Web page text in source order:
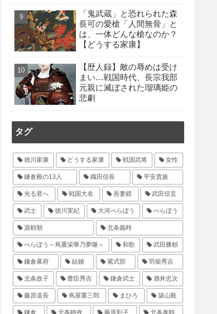
「鬼武蔵」と恐れられた森
長可の愛槍「人間無骨」と
は、一体どんな槍なのか？
【どうする家康】
【歴人録】敵の辱めは受け
まい…戦国時代、長宗我部
元親に滅ぼされた瑠璃姫の
悲劇
タグ
徳川家康 どうする家康 戦国武将 女性
鎌倉殿の13人 織田信長 平安貴族
光る君へ 戦国大名 吾妻鏡 武田信玄
武士 徳川実紀 大河べらぼう べらぼう
源頼朝 北条義時
べらぼう～蔦重栄華乃夢噺～ 和歌 武田勝頼
鎌倉幕府 結婚 紫式部 羽柴秀吉
北条政子 豊臣秀吉 鎌倉武士 酒井忠次
藤原道長 蔦屋重三郎 まひろ 築山殿
鎌倉 北条時政 藤原彰子 北条泰時